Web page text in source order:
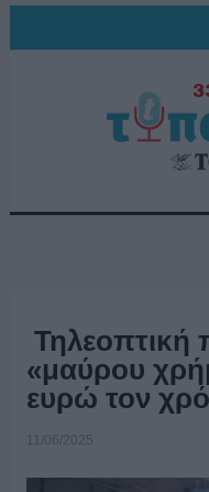
Τηλεoπτική
«μαύρου
ευρώ τον
11/06/2025